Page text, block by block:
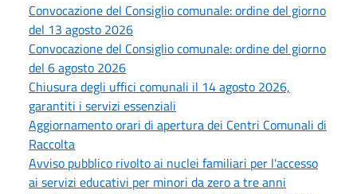
Convocazione del Consiglio comunale: ordine del giorno
del 13 agosto 2026
Convocazione del Consiglio comunale: ordine del giorno
del 6 agosto 2026
Chiusura degli uffici comunali il 14 agosto 2026,
garantiti i servizi essenziali
Aggiornamento orari di apertura dei Centri Comunali di
Raccolta
Avviso pubblico rivolto ai nuclei familiari per l'accesso
ai servizi educativi per minori da zero a tre anni